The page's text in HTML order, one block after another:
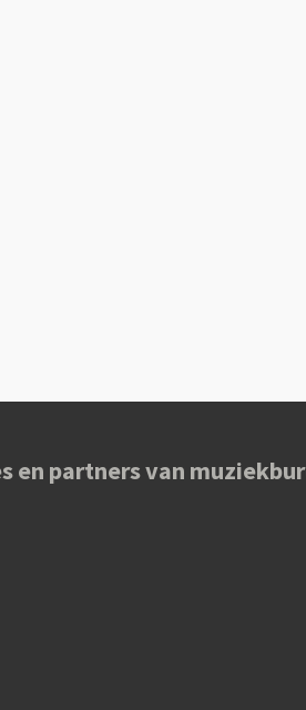
partners van